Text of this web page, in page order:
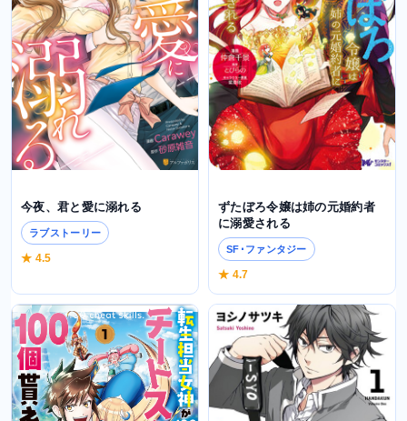
今夜、君と愛に溺れる
ラブストーリー
★ 4.5
ずたぼろ令嬢は姉の元婚約者
に溺愛される
SF･ファンタジー
★ 4.7